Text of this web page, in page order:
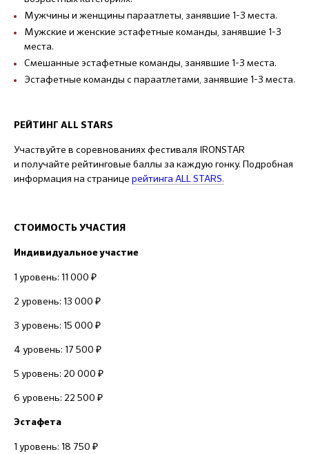
Мужчины и женщины параатлеты, занявшие 1-3 места.
Мужские и женские эстафетные команды, занявшие 1-3
места.
Смешанные эстафетные команды, занявшие 1-3 места.
Эстафетные команды с параатлетами, занявшие 1-3 места.
РЕЙТИНГ ALL STARS
Участвуйте в соревнованиях фестиваля IRONSTAR
и получайте рейтинговые баллы за каждую гонку. Подробная
информация на странице рейтинга ALL STARS.
СТОИМОСТЬ УЧАСТИЯ
Индивидуальное участие
1 уровень: 11 000 ₽
2 уровень: 13 000 ₽
3 уровень: 15 000 ₽
4 уровень: 17 500 ₽
5 уровень: 20 000 ₽
6 уровень: 22 500 ₽
Эстафета
1 уровень: 18 750 ₽